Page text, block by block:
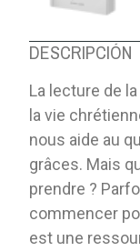
DESCRIPCIÓN
La lecture de
la vie
nous aide au
grâces. Mais
prendre ?
commencer
est une